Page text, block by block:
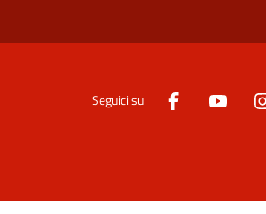
Seguici su